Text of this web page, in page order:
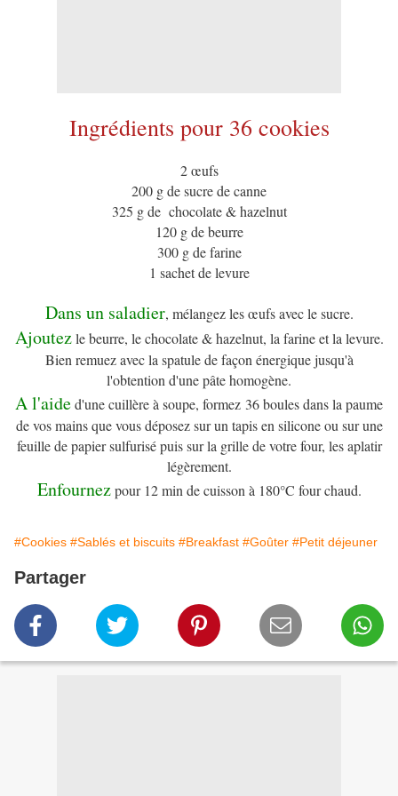
Ingrédients pour 36 cookies
2 œufs
200 g de sucre de canne
325 g de chocolate & hazelnut
120 g de beurre
300 g de farine
1 sachet de levure
Dans un saladier, mélangez les œufs avec le sucre.
Ajoutezle beurre, le chocolate & hazelnut, la farine et la levure.
Bien remuez avec la spatule de façon énergique jusqu'à
l'obtention d'une pâte homogène.
A l'aided'une cuillère à soupe, formez 36 boules dans la paume
de vos mains que vous déposez sur un tapis en silicone ou sur une
feuille de papier sulfurisé puis sur la grille de votre four, les aplatir
légèrement.
Enfournezpour 12 min de cuisson à 180°C four chaud.
#Cookies #Sablés et biscuits #Breakfast #Goûter #Petit déjeuner
Partager